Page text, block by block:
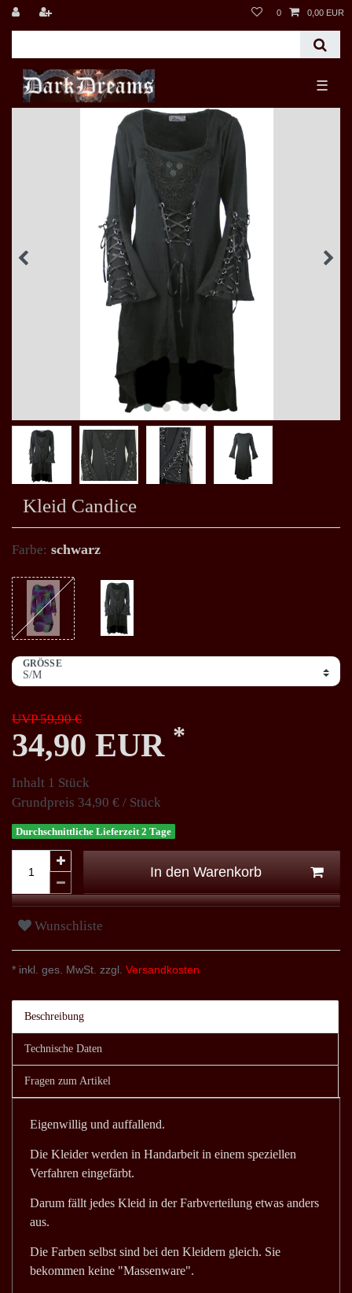
0 0,00 EUR
☰
Kleid Candice
Farbe: schwarz
GRÖSSE
UVP 59,90 €
34,90 EUR *
Inhalt 1 Stück
Grundpreis 34,90 € / Stück
Durchschnittliche Lieferzeit 2 Tage
In den Warenkorb
Wunschliste
* inkl. ges. MwSt. zzgl. Versandkosten
Beschreibung
Technische Daten
Fragen zum Artikel
Eigenwillig und auffallend.
Die Kleider werden in Handarbeit in einem speziellen
Verfahren eingefärbt.
Darum fällt jedes Kleid in der Farbverteilung etwas anders
aus.
Die Farben selbst sind bei den Kleidern gleich. Sie
bekommen keine "Massenware".